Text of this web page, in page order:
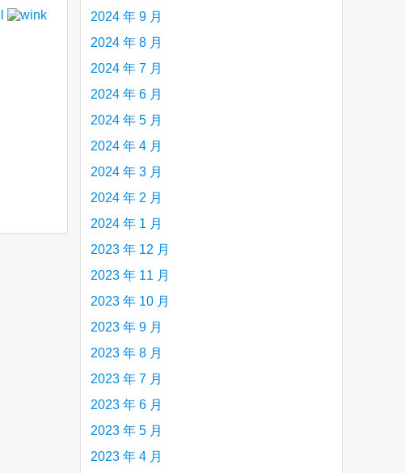
2024 年 9 月
2024 年 8 月
2024 年 7 月
2024 年 6 月
2024 年 5 月
2024 年 4 月
2024 年 3 月
2024 年 2 月
2024 年 1 月
2023 年 12 月
2023 年 11 月
2023 年 10 月
2023 年 9 月
2023 年 8 月
2023 年 7 月
2023 年 6 月
2023 年 5 月
2023 年 4 月